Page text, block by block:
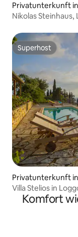
Privatunterkunft
Nikolas Steinhaus,
Superhost
Superhost
Privatunterkunft
Villa Stelios in
Komfort